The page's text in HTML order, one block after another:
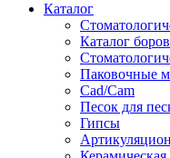
Каталог
Каталог
Паковочные
Сad/Сam
Песок для
Гипсы